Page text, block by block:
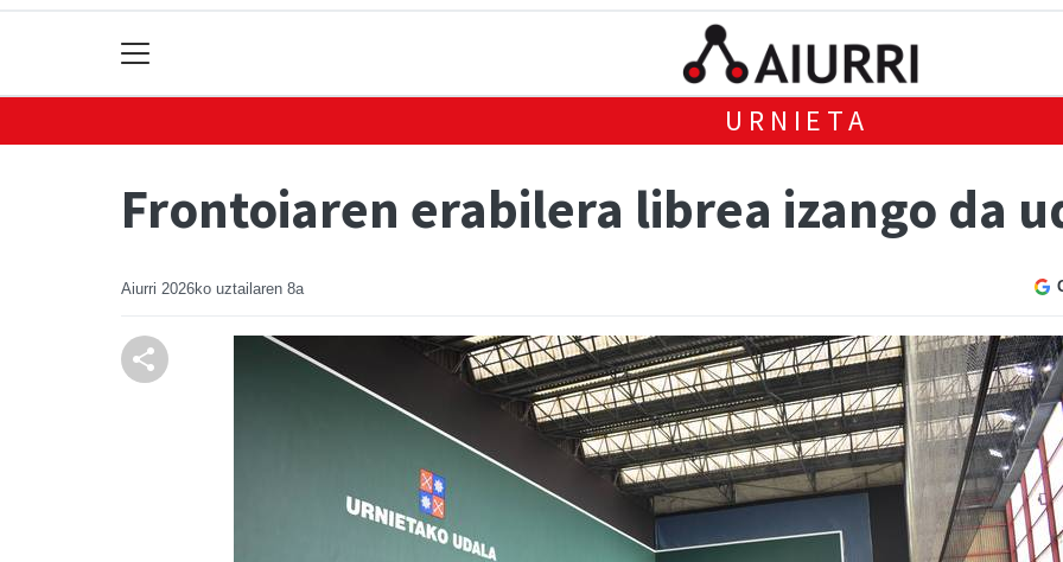
URNIETA
Frontoiaren erabilera librea izango da
Aiurri 2026ko uztailaren 8a